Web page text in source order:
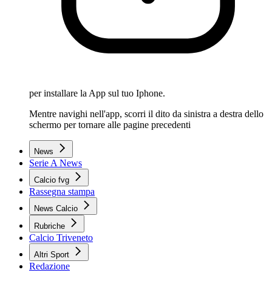
per installare la App sul tuo Iphone.
Mentre navighi nell'app, scorri il dito da sinistra a destra dello
schermo per tornare alle pagine precedenti
News
Serie A News
Calcio fvg
Rassegna stampa
News Calcio
Rubriche
Calcio Triveneto
Altri Sport
Redazione